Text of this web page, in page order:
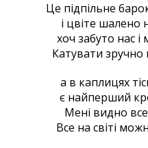
Це підпільне
і цвіте шалено
хоч забуто нас
Катувати зручно
а в каплицях
є найперший
Мені видно все
Все на світі